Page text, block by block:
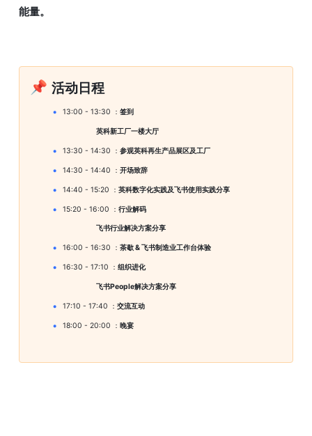
能量。
📌 活动日程
13:00 - 13:30 ：签到
                                英科新工厂一楼大厅
13:30 - 14:30 ：参观英科再生产品展区及工厂
14:30 - 14:40 ：开场致辞
14:40 - 15:20 ：英科数字化实践及飞书使用实践分享
15:20 - 16:00 ：行业解码
                                飞书行业解决方案分享
16:00 - 16:30 ：茶歇 & 飞书制造业工作台体验
16:30 - 17:10 ：组织进化
                                飞书People解决方案分享
17:10 - 17:40 ：交流互动
18:00 - 20:00 ：晚宴